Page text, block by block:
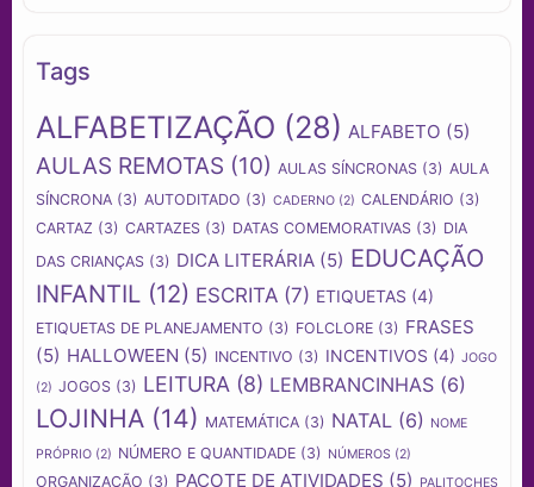
Tags
ALFABETIZAÇÃO (28) ALFABETO (5)
AULAS REMOTAS (10) AULAS SÍNCRONAS (3) AULA
SÍNCRONA (3) AUTODITADO (3) CADERNO (2) CALENDÁRIO (3)
CARTAZ (3) CARTAZES (3) DATAS COMEMORATIVAS (3) DIA
DAS CRIANÇAS (3) DICA LITERÁRIA (5) EDUCAÇÃO
INFANTIL (12) ESCRITA (7) ETIQUETAS (4)
ETIQUETAS DE PLANEJAMENTO (3) FOLCLORE (3) FRASES
(5) HALLOWEEN (5) INCENTIVO (3) INCENTIVOS (4) JOGO
(2) JOGOS (3) LEITURA (8) LEMBRANCINHAS (6)
LOJINHA (14) MATEMÁTICA (3) NATAL (6)
NOME
PRÓPRIO (2) NÚMERO E QUANTIDADE (3) NÚMEROS (2)
ORGANIZAÇÃO (3) PACOTE DE ATIVIDADES (5) PALITOCHES